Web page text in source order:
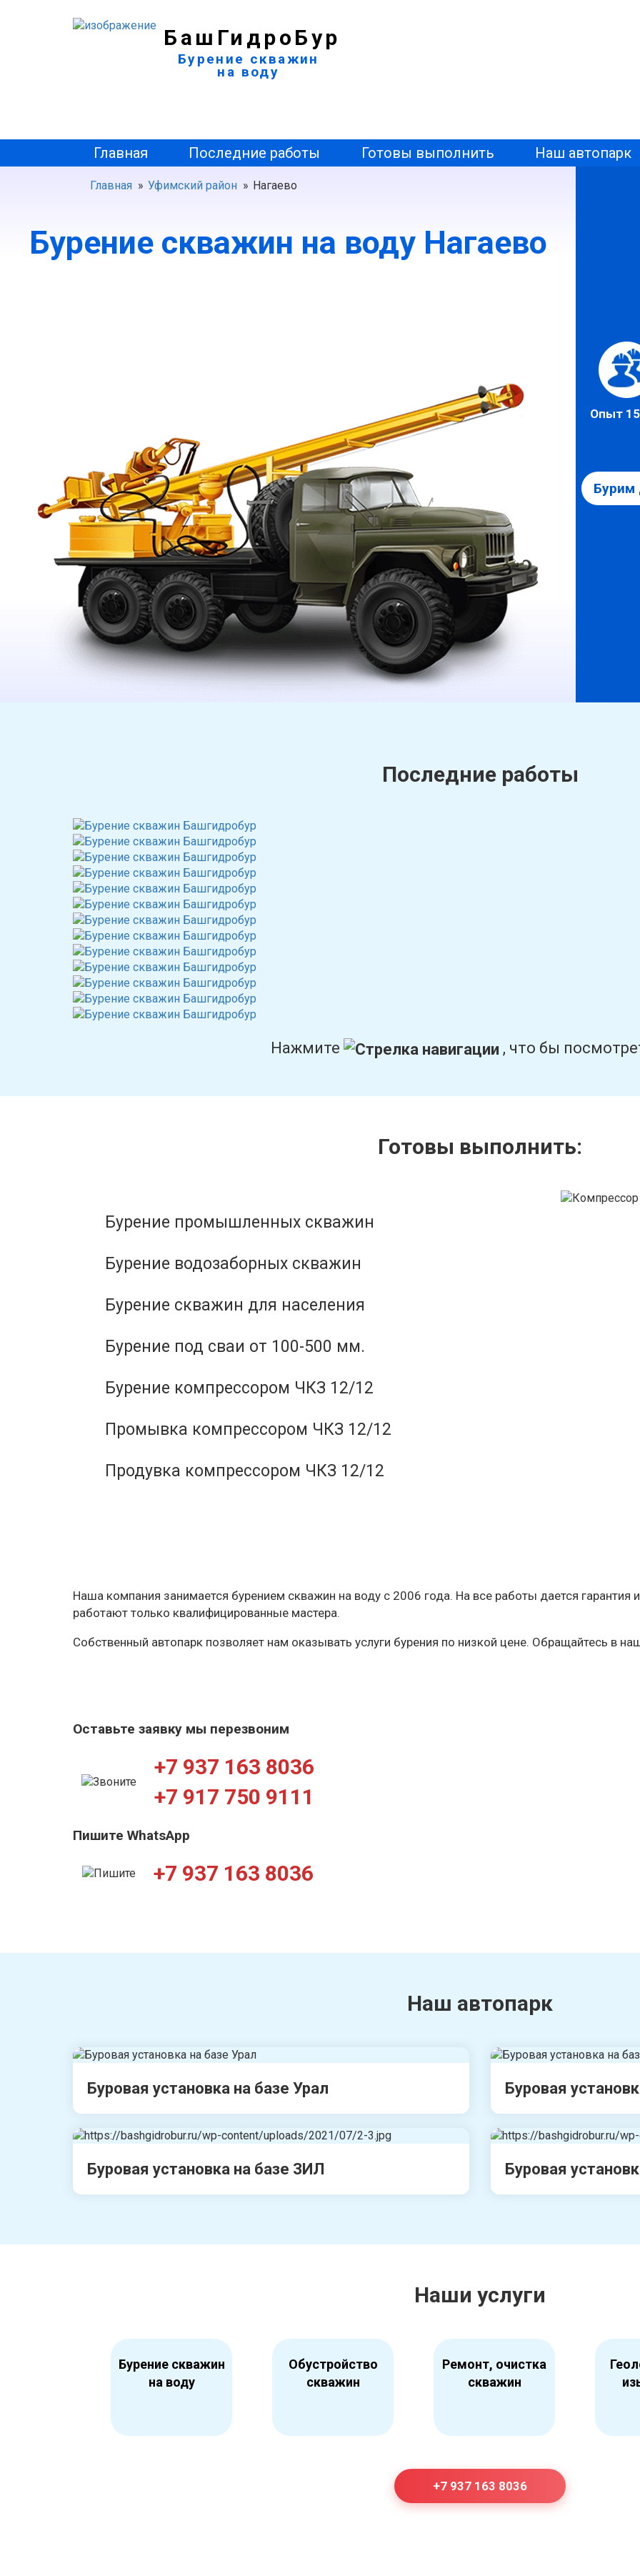
БашГидроБур
Бурение скважин
на воду
Главная Последние работы Готовы выполнить Наш автопарк
Главная » Уфимский район » Нагаево
Бурение скважин на воду Нагаево
Опыт
Бурим
Последние работы
Нажмите , что бы
Готовы выполнить:
Бурение промышленных скважин
Бурение водозаборных скважин
Бурение скважин для населения
Бурение под сваи от 100-500 мм.
Бурение компрессором ЧКЗ 12/12
Промывка компрессором ЧКЗ 12/12
Продувка компрессором ЧКЗ 12/12
Наша компания занимается бурением скважин на воду с 2006 года. На все работы дается
работают только квалифицированные мастера.
Собственный автопарк позволяет нам оказывать услуги бурения по низкой цене. Обращайтесь в
Оставьте заявку мы перезвоним
+7 937 163 8036
+7 917 750 9111
Пишите WhatsApp
+7 937 163 8036
Наш автопарк
Буровая установка на базе Урал Буровая
Буровая установка на базе ЗИЛ Буровая
Наши услуги
Бурение скважин
на воду
Обустройство
скважин
Ремонт, очистка
скважин
+7 937 163 8036